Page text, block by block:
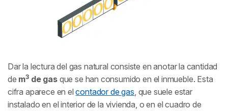
Dar la lectura del gas natural consiste en anotar la cantidad
de m3 de gasque se han consumido en el inmueble. Esta
cifra aparece en elcontador de gas , que suele estar
instalado en el interior de la vivienda, o en el cuadro de